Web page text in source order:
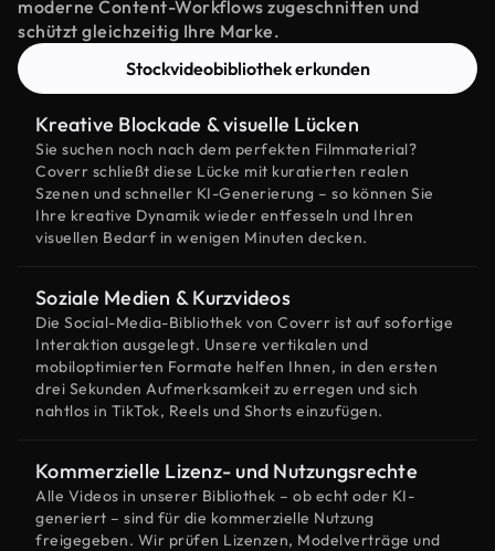
moderne Content-Workflows zugeschnitten und
schützt gleichzeitig Ihre Marke.
Stockvideobibliothek erkunden
Kreative Blockade & visuelle Lücken
Sie suchen noch nach dem perfekten Filmmaterial?
Coverr schließt diese Lücke mit kuratierten realen
Szenen und schneller KI-Generierung – so können Sie
Ihre kreative Dynamik wieder entfesseln und Ihren
visuellen Bedarf in wenigen Minuten decken.
Soziale Medien & Kurzvideos
Die Social-Media-Bibliothek von Coverr ist auf sofortige
Interaktion ausgelegt. Unsere vertikalen und
mobiloptimierten Formate helfen Ihnen, in den ersten
drei Sekunden Aufmerksamkeit zu erregen und sich
nahtlos in TikTok, Reels und Shorts einzufügen.
Kommerzielle Lizenz- und Nutzungsrechte
Alle Videos in unserer Bibliothek – ob echt oder KI-
generiert – sind für die kommerzielle Nutzung
freigegeben. Wir prüfen Lizenzen, Modelverträge und